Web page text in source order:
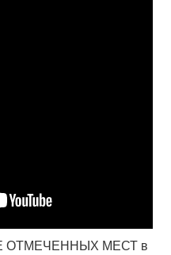
ОТМЕЧЕННЫХ МЕСТ в